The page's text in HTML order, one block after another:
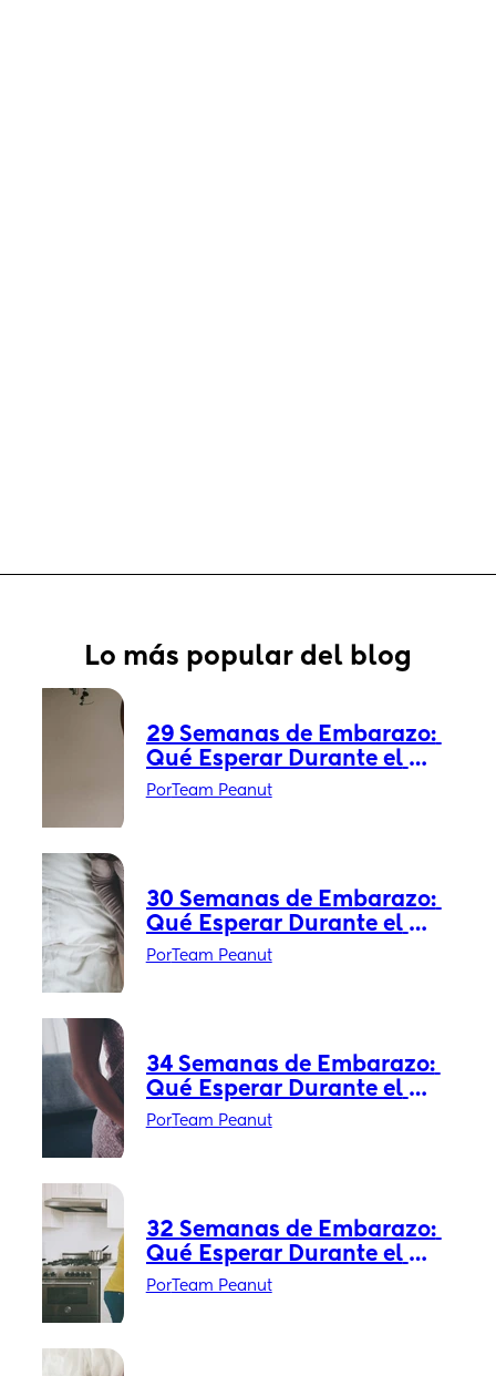
Lo más popular del blog
29 Semanas de Embarazo:
Qué Esperar Durante el
Embarazo
PorTeam Peanut
30 Semanas de Embarazo:
Qué Esperar Durante el
Embarazo
PorTeam Peanut
34 Semanas de Embarazo:
Qué Esperar Durante el
Embarazo
PorTeam Peanut
32 Semanas de Embarazo:
Qué Esperar Durante el
Embarazo
PorTeam Peanut